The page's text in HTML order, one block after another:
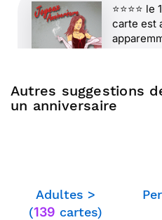
⭐⭐⭐⭐
carte est
souvent
ont
pour un
Autres suggestions
un anniversaire
Adultes >
(139 cartes)